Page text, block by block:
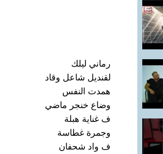
رماني ليلك
لقنديل شاعل وقاد
همدت النفس
وضاع خنجر ماضي
ف غناية هبلة
وجمرة غطاسة
ف واد شحفان